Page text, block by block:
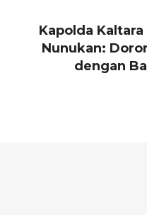
Kapolda
Nunukan:
dengan